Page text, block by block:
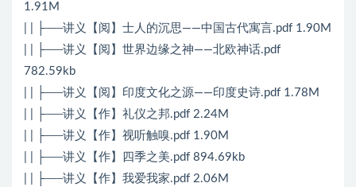
1.91M
| | ├──讲义【阅】士人的沉思——中国古代寓言.pdf 1.90M
| | ├──讲义【阅】世界边缘之神——北欧神话.pdf
782.59kb
| | ├──讲义【阅】印度文化之源——印度史诗.pdf 1.78M
| | ├──讲义【作】礼仪之邦.pdf 2.24M
| | ├──讲义【作】视听触嗅.pdf 1.90M
| | ├──讲义【作】四季之美.pdf 894.69kb
| | ├──讲义【作】我爱我家.pdf 2.06M